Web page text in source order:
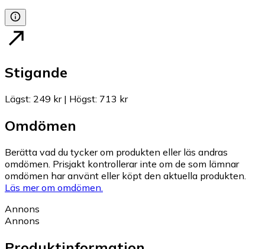
Stigande
Lägst: 249 kr| Högst: 713 kr
Omdömen
Berätta vad du tycker om produkten eller läs andras
omdömen. Prisjakt kontrollerar inte om de som lämnar
omdömen har använt eller köpt den aktuella produkten.
Läs mer om omdömen.
Annons
Annons